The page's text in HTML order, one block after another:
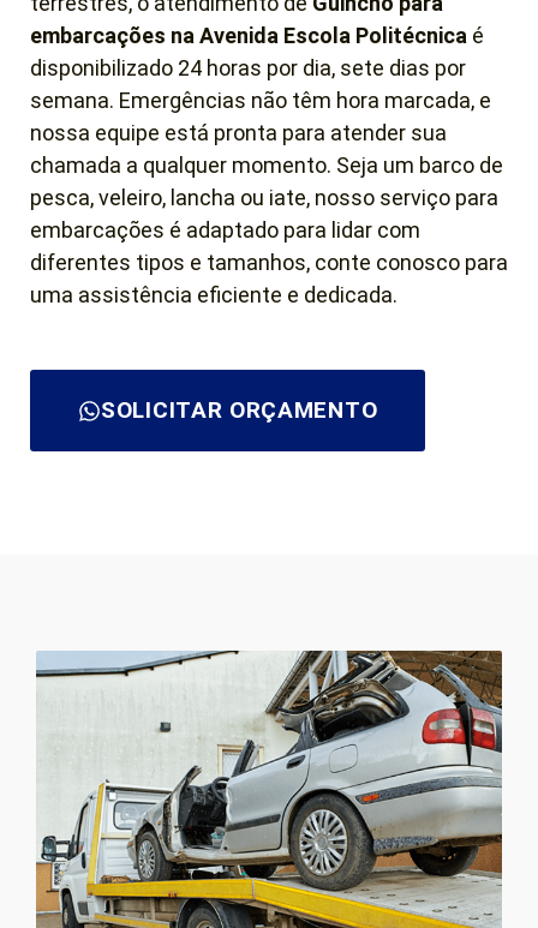
embarcações na Avenida Escola Politécnica é
disponibilizado 24 horas por dia, sete dias por
semana. Emergências não têm hora marcada, e
nossa equipe está pronta para atender sua
chamada a qualquer momento. Seja um barco de
pesca, veleiro, lancha ou iate, nosso serviço para
embarcações é adaptado para lidar com
diferentes tipos e tamanhos, conte conosco para
uma assistência eficiente e dedicada.
SOLICITAR ORÇAMENTO